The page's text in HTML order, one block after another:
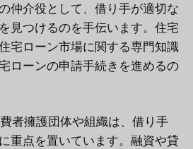
仲介役として、借り手が適切な
見つけるのを手伝います。住宅
宅ローン市場に関する専門知識
ローンの申請手続きを進めるの
者擁護団体や組織は、借り手
重点を置いています。融資や貸